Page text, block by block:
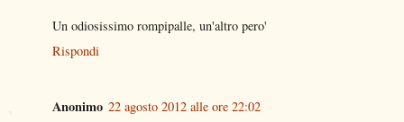
Un odiosissimo rompipalle, un'altro pero'
Rispondi
Anonimo 22 agosto 2012 alle ore 22:02